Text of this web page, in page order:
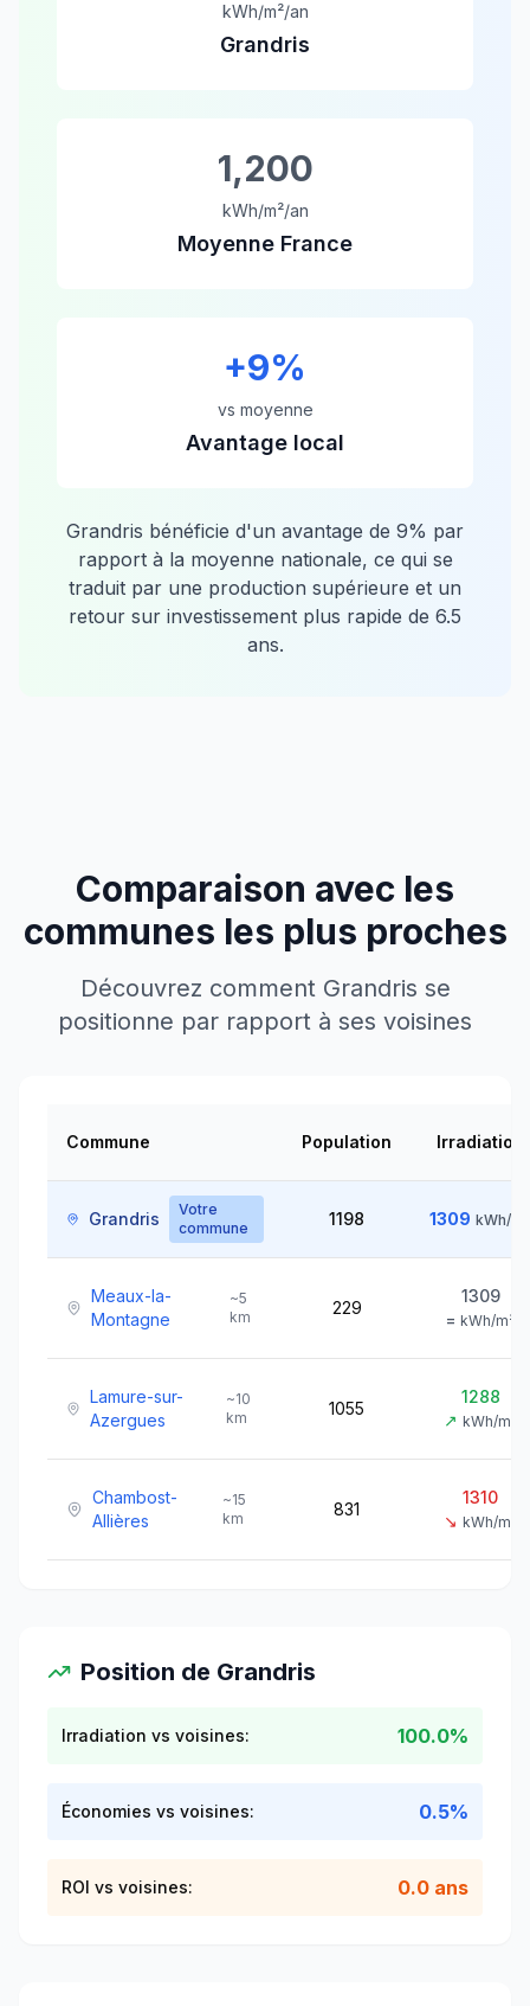
kWh/m²/an
Grandris
1,200
kWh/m²/an
Moyenne France
+9%
vs moyenne
Avantage local
Grandris bénéficie d'un avantage de 9% par
rapport à la moyenne nationale, ce qui se
traduit par une production supérieure et un
retour sur investissement plus rapide de 6.5
ans.
Comparaison avec les
communes les plus proches
Découvrez comment Grandris se
positionne par rapport à ses voisines
Commune Population Irradiation
Grandris
Votre
commune
1198 1309 kWh/m²
Meaux-la-
Montagne
~5
km
229
1309
= kWh/m²
Lamure-sur-
Azergues
~10
km
1055
1288
↗ kWh/m²
Chambost-
Allières
~15
km
831
1310
↘ kWh/m²
Position de Grandris
Irradiation vs voisines: 100.0%
Économies vs voisines: 0.5%
ROI vs voisines: 0.0 ans